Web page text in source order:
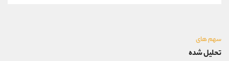
سهم های
تحلیل شده